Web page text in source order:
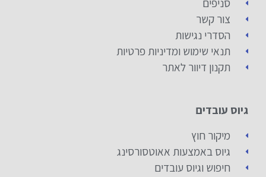
סניפים
צור קשר
הסדרי נגישות
תנאי שימוש ומדיניות פרטיות
תקנון דיוור לאתר
גיוס עובדים
מיקור חוץ
גיוס באמצעות אאוטסורסינג
חיפוש וגיוס עובדים